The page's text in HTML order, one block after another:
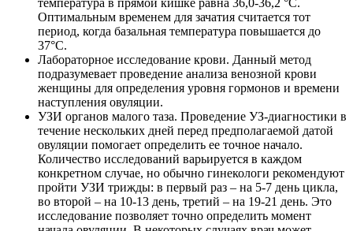
температура в прямой кишке равна 36,0-36,2 °С.
Оптимальным временем для зачатия считается тот
период, когда базальная температура повышается до
37°С.
Лабораторное исследование крови. Данный метод
подразумевает проведение анализа венозной крови
женщины для определения уровня гормонов и времени
наступления овуляции.
УЗИ органов малого таза. Проведение УЗ-диагностики в
течение нескольких дней перед предполагаемой датой
овуляции помогает определить ее точное начало.
Количество исследований варьируется в каждом
конкретном случае, но обычно гинекологи рекомендуют
пройти УЗИ трижды: в первый раз – на 5-7 день цикла,
во второй – на 10-13 день, третий – на 19-21 день. Это
исследование позволяет точно определить момент